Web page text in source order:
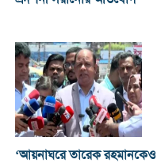
‘আয়নাঘরে তারেক রহমানকেও